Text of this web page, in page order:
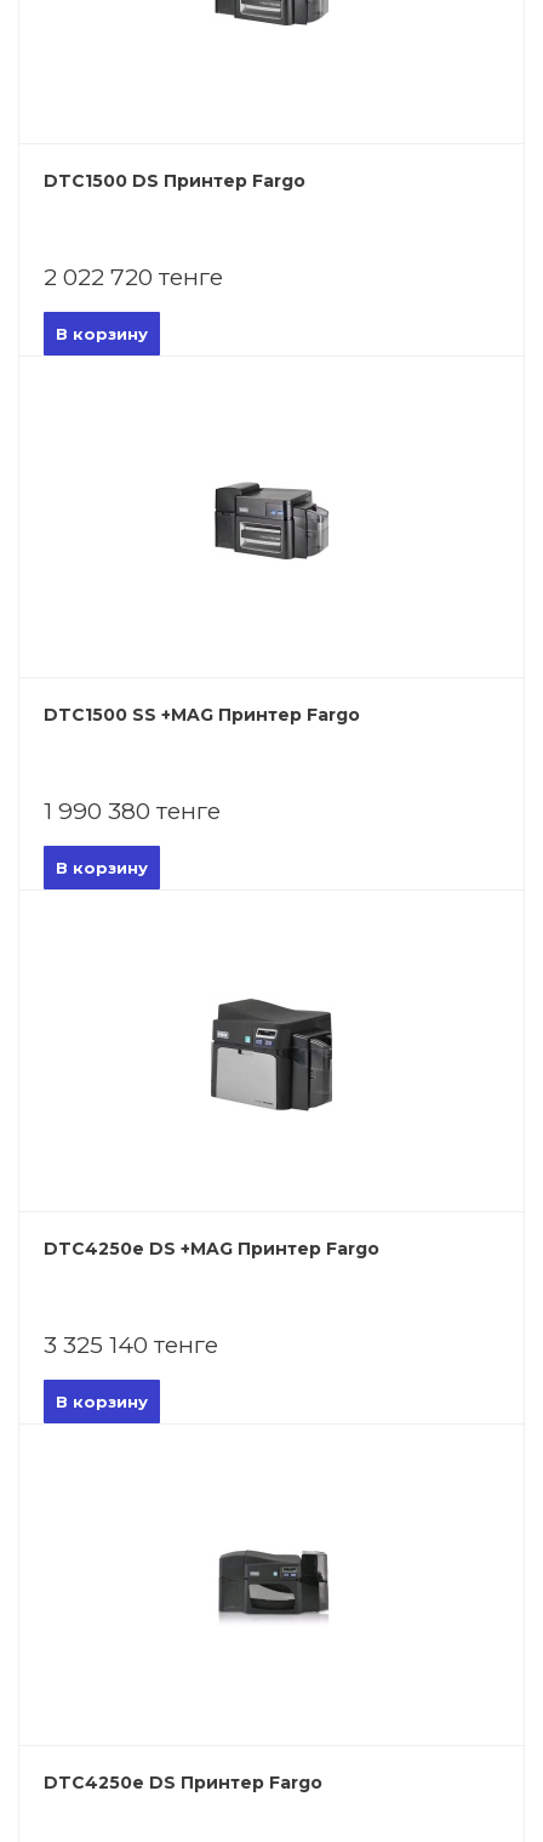
DTC1500 DS Принтер Fargo
2 022 720 тенге
В корзину
DTC1500 SS +MAG Принтер Fargo
1 990 380 тенге
В корзину
DTC4250e DS +MAG Принтер Fargo
3 325 140 тенге
В корзину
DTC4250e DS Принтер Fargo